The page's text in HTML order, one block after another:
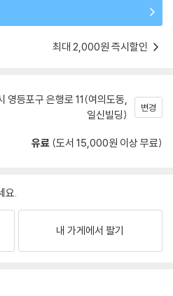
최대 2,000원 즉시할인
영등포구 은행로 11(여의도동,
일신빌딩)
변경
유료 (도서 15,000원 이상 무료)
요.
내 가게에서 팔기